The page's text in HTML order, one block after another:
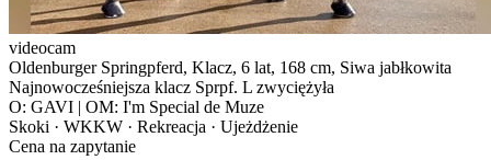
videocam
Oldenburger Springpferd, Klacz, 6 lat, 168 cm, Siwa jabłkowita
Najnowocześniejsza klacz Sprpf. L zwyciężyła
O: GAVI | OM: I'm Special de Muze
Skoki · WKKW · Rekreacja · Ujeżdżenie
Cena na zapytanie